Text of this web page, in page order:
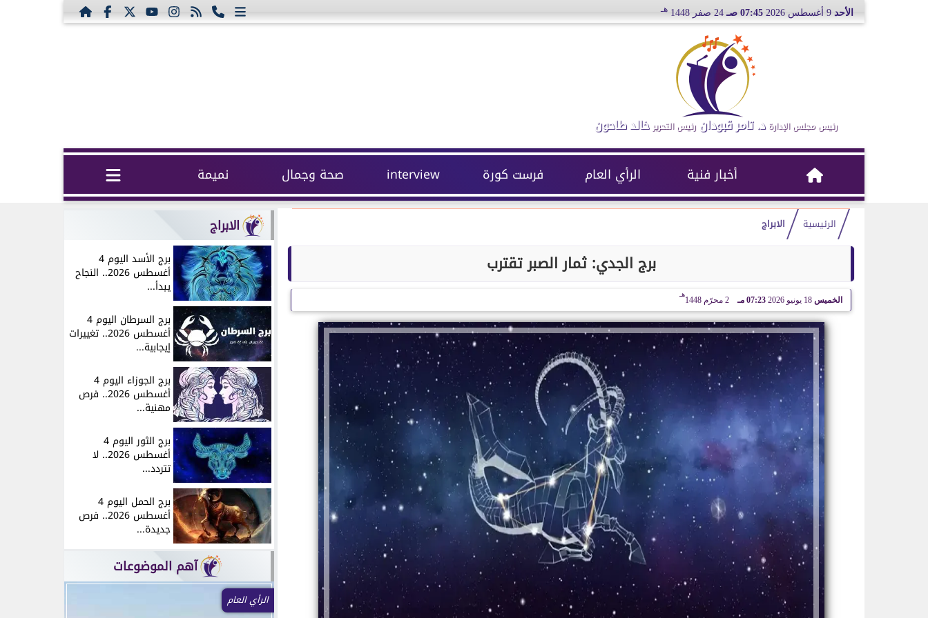
الأحد 07:45 صـ 24 صفر 1448 هـ
رئيس مجلس الإدارة د. تامر قبودان رئيس التحرير خالد طاحون
أخبار فنية الرأي العام فرست كورة interview صحة وجمال نميمة
الرئيسية الابراج
برج الجدي: ثمار الصبر تقترب
الخميس 18 يونيو 2026 07:23 مـ 2 محرّم 1448
هـ
الابراج
برج الأسد اليوم 4
أغسطس 2026.. النجاح
يبدأ...
برج السرطان اليوم 4
أغسطس 2026.. تغييرات
إيجابية...
برج الجوزاء اليوم 4
أغسطس 2026.. فرص
مهنية...
برج الثور اليوم 4
أغسطس 2026.. لا
تتردد...
برج الحمل اليوم 4
أغسطس 2026.. فرص
جديدة...
آهم الموضوعات
الرأي العام